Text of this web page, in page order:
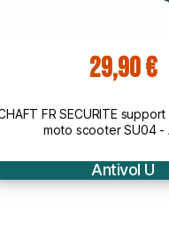
U
CHAFT FR
x 120